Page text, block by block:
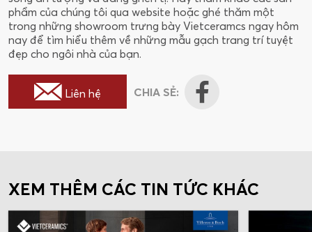
phẩm của chúng tôi qua website hoặc ghé thăm một
trong những showroom trưng bày Vietceramcs ngay hôm
nay để tìm hiểu thêm về những mẫu gạch trang trí tuyệt
đẹp cho ngôi nhà của bạn.
Liên hệ CHIA SẺ:
XEM THÊM CÁC TIN TỨC KHÁC